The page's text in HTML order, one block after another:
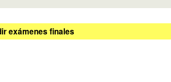
exámenes finales